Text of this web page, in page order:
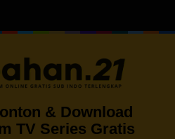
& Download
TV Series Gratis